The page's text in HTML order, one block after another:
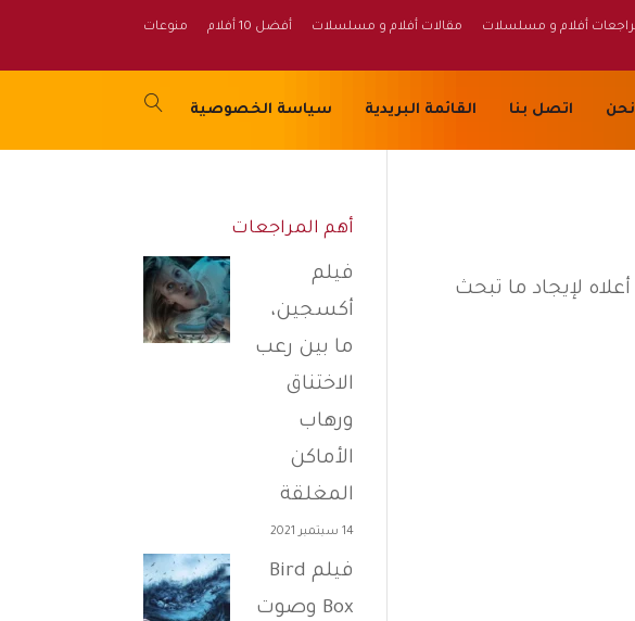
أفلام و مسلسلات مقالات أفلام و مسلسلات أفضل 10 أفلام منوعات
اتصل بنا القائمة البريدية سياسة الخصوصية
لإيجاد ما تبحث
أهم المراجعات
فيلم
أكسجين،
ما بين رعب
الاختناق
ورهاب
الأماكن
المغلقة
14 سبتمبر 2021
فيلم Bird
Box وصوت